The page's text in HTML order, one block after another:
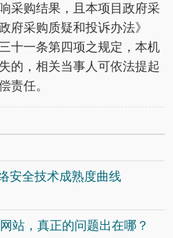
采购结果，且本项目政府采
府采购质疑和投诉办法》
十一条第四项之规定，本机
的，相关当事人可依法提起
责任。
安全技术成熟度曲线
站，真正的问题出在哪？